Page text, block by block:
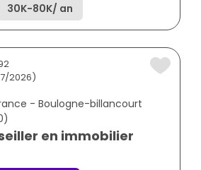
30K-80K/ an
2026)
- Boulogne-billancourt
en immobilier